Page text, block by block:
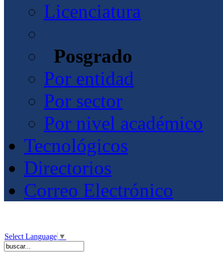
Licenciatura
Posgrado
Por entidad
Por sector
Por nivel académico
Tecnológicos
Directorios
Correo Electrónico
Select Language ▼